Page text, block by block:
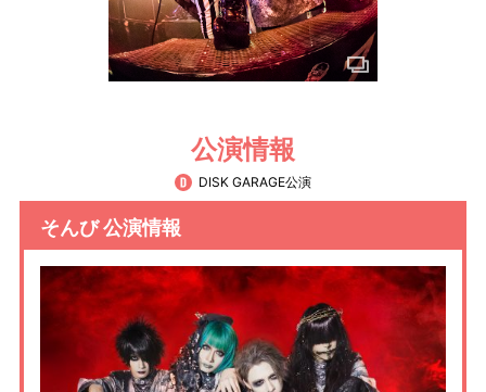
公演情報
DISK GARAGE公演
そんび 公演情報